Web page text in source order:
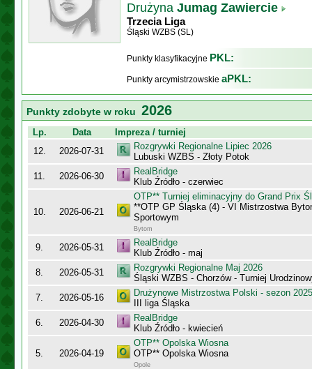
Drużyna Jumag Zawiercie
Trzecia Liga
Śląski WZBS (SL)
Punkty klasyfikacyjne PKL:
Punkty arcymistrzowskie aPKL:
Punkty zdobyte w roku 2026
Lp. Data
Impreza / turniej
12.
2026-07-31
Rozgrywki Regionalne Lipiec 2026
Lubuski WZBS - Złoty Potok
11.
2026-06-30
RealBridge
Klub Źródło - czerwiec
10. 2026-06-21
OTP** Turniej eliminacyjny do Grand Prix
**OTP GP Śląska (4) - VI Mistrzostwa
Sportowym
Bytom
9. 2026-05-31
RealBridge
Klub Źródło - maj
8.
2026-05-31
Rozgrywki Regionalne Maj 2026
Śląski WZBS - Chorzów - Turniej
7.
2026-05-16
Drużynowe Mistrzostwa Polski - sezon
III liga Śląska
6.
2026-04-30
RealBridge
Klub Źródło - kwiecień
5. 2026-04-19
OTP** Opolska Wiosna
OTP** Opolska Wiosna
Opole